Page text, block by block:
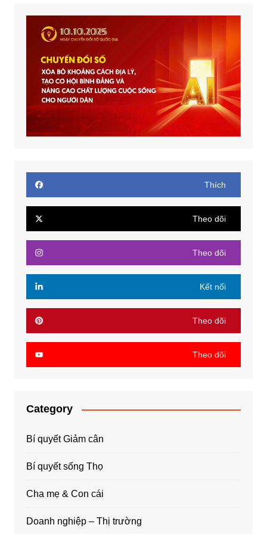
Thích
Theo dõi
Theo dõi
Kết nối
Theo dõi
Theo dõi
Category
Bí quyết Giảm cân
Bí quyết sống Thọ
Cha mẹ & Con cái
Doanh nghiệp – Thị trường